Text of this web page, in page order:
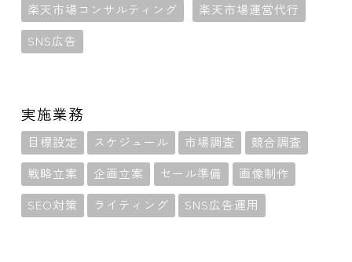
楽天市場コンサルティング
楽天市場運営代行
SNS広告
実施業務
目標設定 スケジュール 市場調査
競合調査
戦略立案
企画立案 セール準備
画像制作
SEO対策
ライティング SNS広告運用